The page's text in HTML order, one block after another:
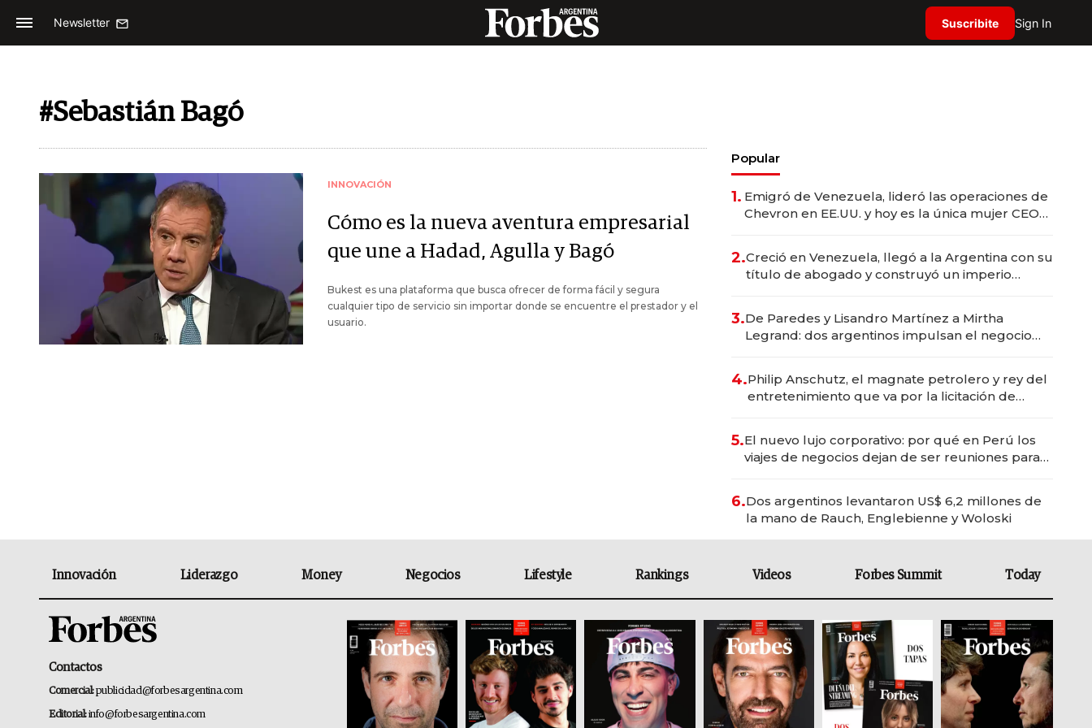
Newsletter Suscribite Sign In
#Sebastián Bagó
INNOVACIÓN
Cómo es la nueva aventura empresarial
que une a Hadad, Agulla y Bagó
Bukest es una plataforma que busca ofrecer de forma fácil y segura
cualquier tipo de servicio sin importar donde se encuentre el prestador y el
usuario.
Popular
1. Emigró de Venezuela, lideró las operaciones de
Chevron en EE.UU. y hoy es la única mujer CEO
2.Creció en Venezuela, llegó a la Argentina con su
título de abogado y construyó un imperio
3.De Paredes y Lisandro Martínez a Mirtha
Legrand: dos argentinos impulsan el negocio
4.Philip Anschutz, el magnate petrolero y rey del
entretenimiento que va por la licitación de
5.El nuevo lujo corporativo: por qué en Perú los
viajes de negocios dejan de ser reuniones para
6.Dos argentinos levantaron US$ 6,2 millones de
la mano de Rauch, Englebienne y Woloski
Innovación Liderazgo Money Negocios Lifestyle Rankings Videos Forbes Summit Today
Contactos
Comercial:publicidad@forbesargentina.com
Editorial:info@forbesargentina.com